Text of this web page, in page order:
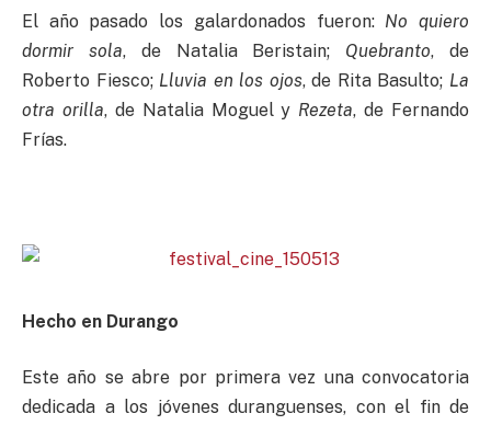
El año pasado los galardonados fueron: No quiero
dormir sola, de Natalia Beristain; Quebranto, de
Roberto Fiesco; Lluvia en los ojos, de Rita Basulto; La
otra orilla, de Natalia Moguel y Rezeta, de Fernando
Frías.
Hecho en Durango
Este año se abre por primera vez una convocatoria
dedicada a los jóvenes duranguenses, con el fin de